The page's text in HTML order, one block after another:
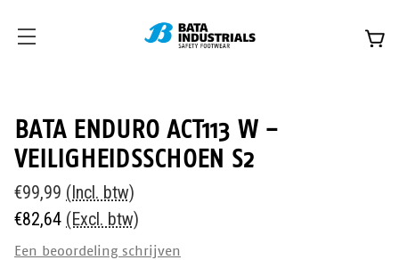
BATA ENDURO ACT113 W -
VEILIGHEIDSSCHOEN S2
€99,99 (Incl. btw)
€82,64 (Excl. btw)
Een beoordeling schrijven